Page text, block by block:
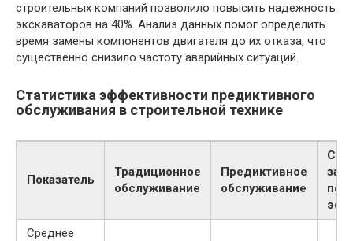
строительных компаний позволило повысить надежность
экскаваторов на 40%. Анализ данных помог определить
время замены компонентов двигателя до их отказа, что
существенно снизило частоту аварийных ситуаций.
Статистика эффективности предиктивного
обслуживания в строительной технике
Показатель
Традиционное
обслуживание
Предиктивное
обслуживание
Среднее